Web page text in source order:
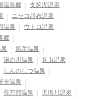
温泉郷
支笏湖温泉
ニセコ昆布温泉
温泉
ウトロ温泉
郷
旭岳温泉
湯の川温泉
見市温泉
しんのしつ温泉
夫温泉
長万部温泉
天塩川温泉